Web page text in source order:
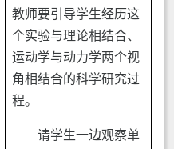
教师要引导学生经历这
个实验与理论相结合、
运动学与动力学两个视
角相结合的科学研究过
程。
请学生一边观察单